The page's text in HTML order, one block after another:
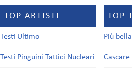
TOP ARTISTI
Testi Ultimo
Testi Pinguini Tattici Nucleari
TOP
Più
Cascare